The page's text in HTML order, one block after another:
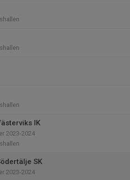
IK
2023-2024
SK
2023-2024